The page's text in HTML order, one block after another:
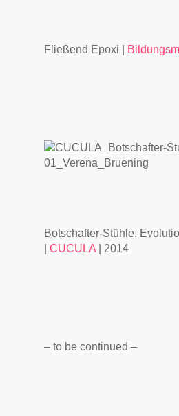
Fließend Epoxi |
Botschafter-Stühle.
|CUCULA | 2014
– to be continued –